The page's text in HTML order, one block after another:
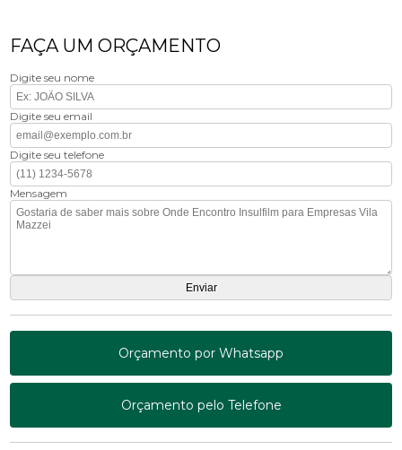
FAÇA UM ORÇAMENTO
Digite seu nome
Digite seu email
Digite seu telefone
Mensagem
Orçamento por Whatsapp
Orçamento pelo Telefone